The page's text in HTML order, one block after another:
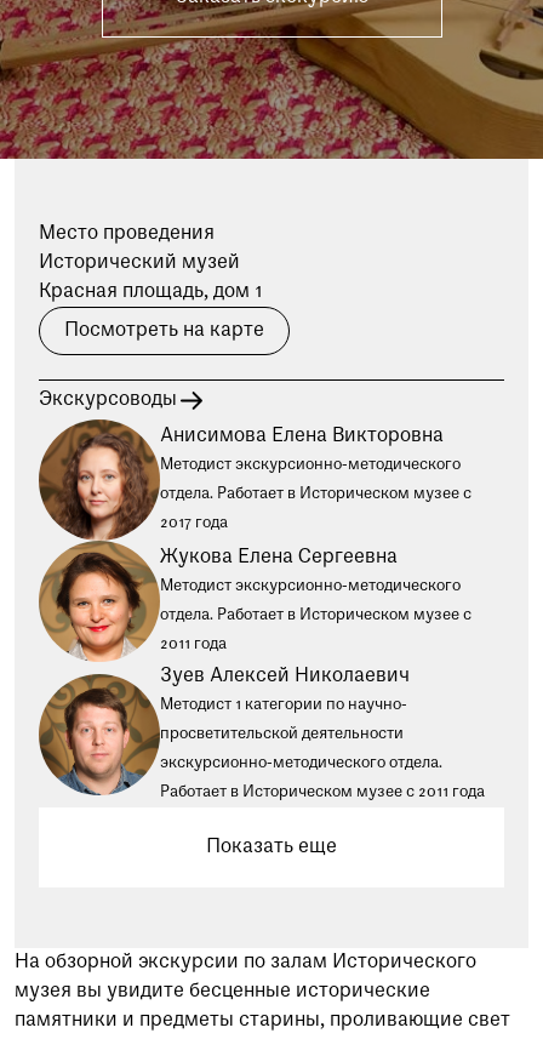
Опрос о качестве работы музея
Просим вас пройти опрос
о качестве работы музея. Ваше
мнение поможет нам стать лучше!
На обзорной экскурсии по залам Исторического
музея вы увидите бесценные исторические
памятники и предметы старины, проливающие свет
Место проведения
Исторический музей
Красная площадь, дом 1
Посмотреть на карте
Экскурсоводы
Анисимова Елена Викторовна
Методист экскурсионно-методического
отдела. Работает в Историческом музее c
2017 года
Жукова Елена Сергеевна
Методист экскурсионно-методического
отдела. Работает в Историческом музее с
2011 года
Зуев Алексей Николаевич
Методист 1 категории по научно-
просветительской деятельности
экскурсионно-методического отдела.
Работает в Историческом музее с 2011 года
Показать еще